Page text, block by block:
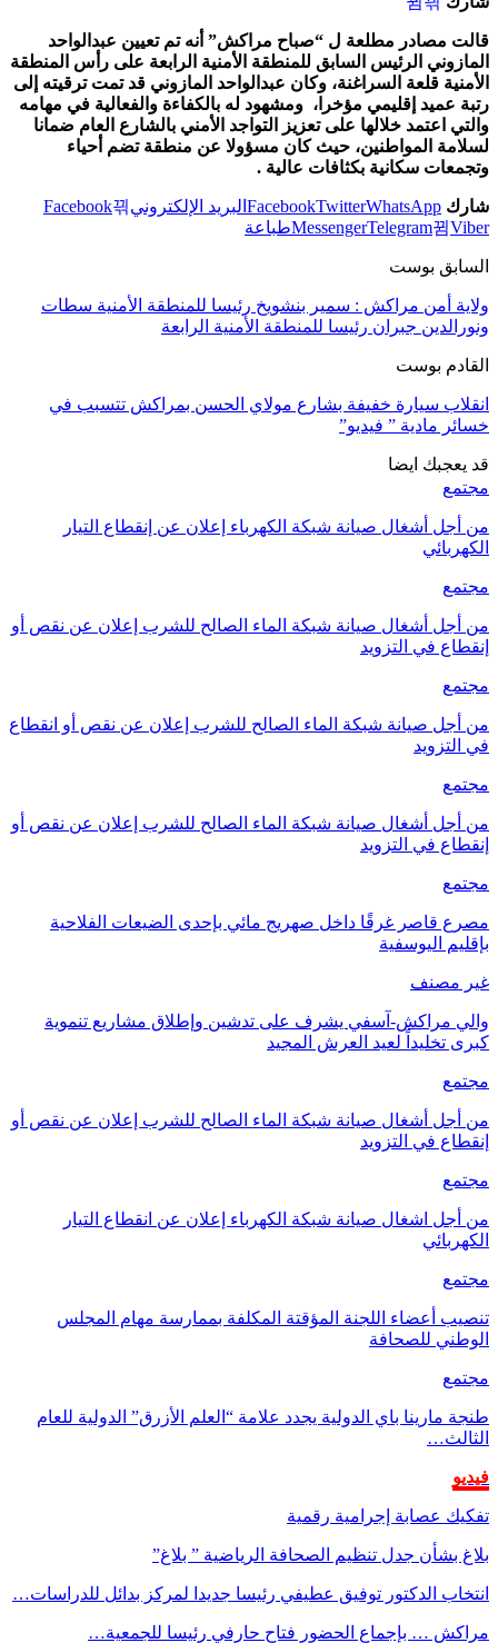
قالت مصادر مطلعة ل “صباح مراكش” أنه تم تعيين عبدالواحد
المازوني الرئيس السابق للمنطقة الأمنية الرابعة على رأس المنطقة
الأمنية قلعة السراغنة، وكان عبدالواحد المازوني قد تمت ترقيته إلى
رتبة عميد إقليمي مؤخرا، ومشهود له بالكفاءة والفعالية في مهامه
والتي اعتمد خلالها على تعزيز التواجد الأمني بالشارع العام ضمانا
لسلامة المواطنين، حيث كان مسؤولا عن منطقة تضم أحياء
وتجمعات سكانية بكثافات عالية .
شارك FacebookTwitterWhatsApp البريد الإلكتروني
Facebook
MessengerTelegram Viber طباعة
السابق بوست
ولاية أمن مراكش : سمير بنشويخ رئيسا للمنطقة الأمنية سطات
ونورالدين جبران رئيسا للمنطقة الأمنية الرابعة
القادم بوست
انقلاب سيارة خفيفة بشارع مولاي الحسن بمراكش تتسبب في
خسائر مادية ” فيديو”
قد يعجبك ايضا
مجتمع
من أجل أشغال صيانة شبكة الكهرباء إعلان عن إنقطاع التيار
الكهربائي
مجتمع
من أجل أشغال صيانة شبكة الماء الصالح للشرب إعلان عن نقص أو
إنقطاع في التزويد
مجتمع
من أجل صيانة شبكة الماء الصالح للشرب إعلان عن نقص أو انقطاع
في التزويد
مجتمع
من أجل أشغال صيانة شبكة الماء الصالح للشرب إعلان عن نقص أو
إنقطاع في التزويد
مجتمع
مصرع قاصر غرقًا داخل صهريج مائي بإحدى الضيعات الفلاحية
بإقليم اليوسفية
غير مصنف
والي مراكش-آسفي يشرف على تدشين وإطلاق مشاريع تنموية
كبرى تخليداً لعيد العرش المجيد
مجتمع
من أجل أشغال صيانة شبكة الماء الصالح للشرب إعلان عن نقص أو
إنقطاع في التزويد
مجتمع
من أجل اشغال صيانة شبكة الكهرباء إعلان عن انقطاع التيار
الكهربائي
مجتمع
تنصيب أعضاء اللجنة المؤقتة المكلفة بممارسة مهام المجلس
الوطني للصحافة
مجتمع
طنجة مارينا باي الدولية يجدد علامة “العلم الأزرق” الدولية للعام
الثالث…
فيديو
تفكيك عصابة إجرامية رقمية
بلاغ بشأن جدل تنظيم الصحافة الرياضية ” بلاغ”
انتخاب الدكتور توفيق عطيفي رئيسا جديدا لمركز بدائل للدراسات…
مراكش … بإجماع الحضور فتاح حارفي رئيسا للجمعية…